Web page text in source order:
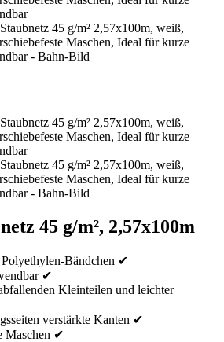
45 g/m², 2,57x100m
Polyethylen-Bändchen ✔
✔
Kleinteilen und leichter
verstärkte Kanten ✔
Maschen ✔